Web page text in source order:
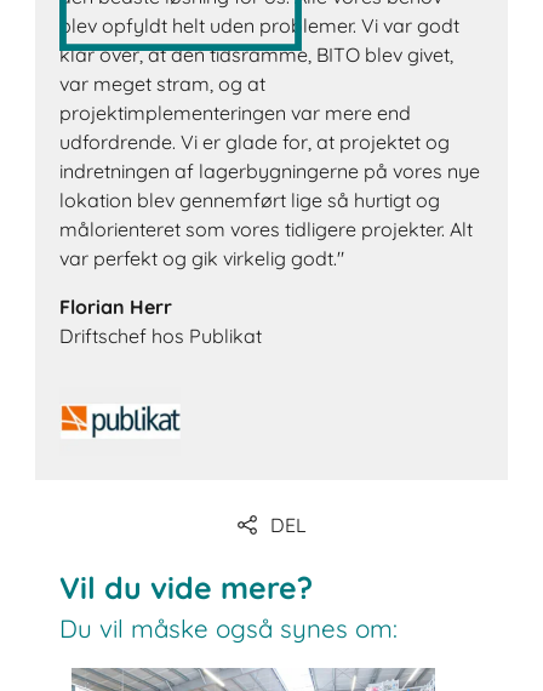
blev opfyldt helt uden problemer. Vi var godt
klar over, at den tidsramme, BITO blev givet,
var meget stram, og at
projektimplementeringen var mere end
udfordrende. Vi er glade for, at projektet og
indretningen af lagerbygningerne på vores nye
lokation blev gennemført lige så hurtigt og
målorienteret som vores tidligere projekter. Alt
var perfekt og gik virkelig godt."
Florian Herr
Driftschef hos Publikat
DEL
Vil du vide mere?
Du vil måske også synes om: